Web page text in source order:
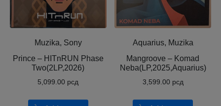
Muzika, Sony
Prince – HITnRUN Phase
Two(2LP,2026)
5,099.00 рсд
Aquarius, Muzika
Mangroove – Komad
Neba(LP,2025,Aquarius)
3,599.00 рсд